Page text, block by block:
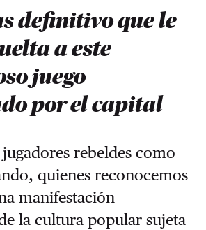
definitivo que le
a este
juego
por el capital
rebeldes como
quienes reconocemos
manifestación
la cultura popular sujeta